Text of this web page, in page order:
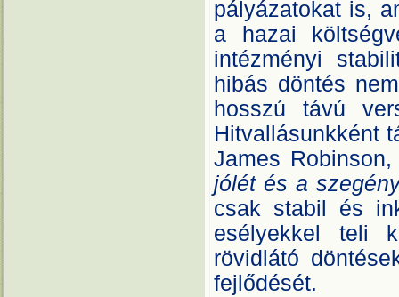
pályázatokat is,
a hazai
intézményi
hibás döntés
hosszú távú
Hitvallásunkként
James
jólét és a
csak stabil és
esélyekkel teli
rövidlátó
fejlődését.